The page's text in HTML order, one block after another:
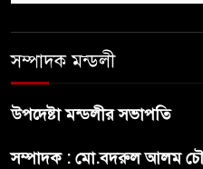
সম্পাদক মন্ডলী
উপদেষ্টা মন্ডলীর সভাপতি
সম্পাদক : মো.বদরুল আলম